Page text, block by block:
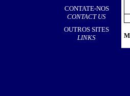
CONTATE-NOS
CONTACT US
OUTROS SITES
LINKS